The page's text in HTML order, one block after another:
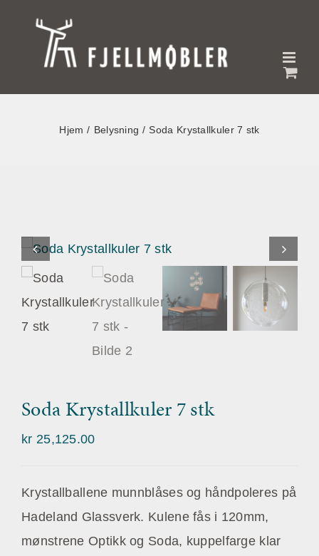
Hjem Belysning Soda Krystallkuler 7 stk
Soda Krystallkuler 7 stk
kr 25,125.00
Krystallballene munnblåses og håndpoleres på
Hadeland Glassverk. Kulene fås i 120mm,
mønstrene Optikk og Soda, kuppelfarge klar